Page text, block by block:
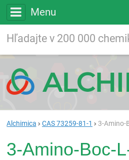
Menu
Vyhľadávanie
Alchimica CAS 73259-81-1 3-Amino-
3-Amino-Boc-